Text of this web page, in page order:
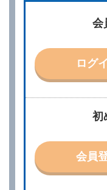
所、運転者、チ
他の借受条件（
社は、電話連絡
すが、予約内容
責任を負わない
当社は、借受人
特に認める場合
第３条（予約の変
借受人は、前条
ときは、あらか
初
会員
会
ログ